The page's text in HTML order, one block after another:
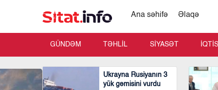
Ana səhifə Əlaqə
GÜNDƏM TƏHLİL SİYASƏT
Ukrayna Rusiyanın 3
yük gəmisini vurdu